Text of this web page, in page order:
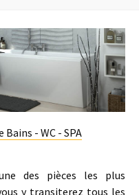
Bains - WC - SPA
des pièces les plus
y transiterez tous les